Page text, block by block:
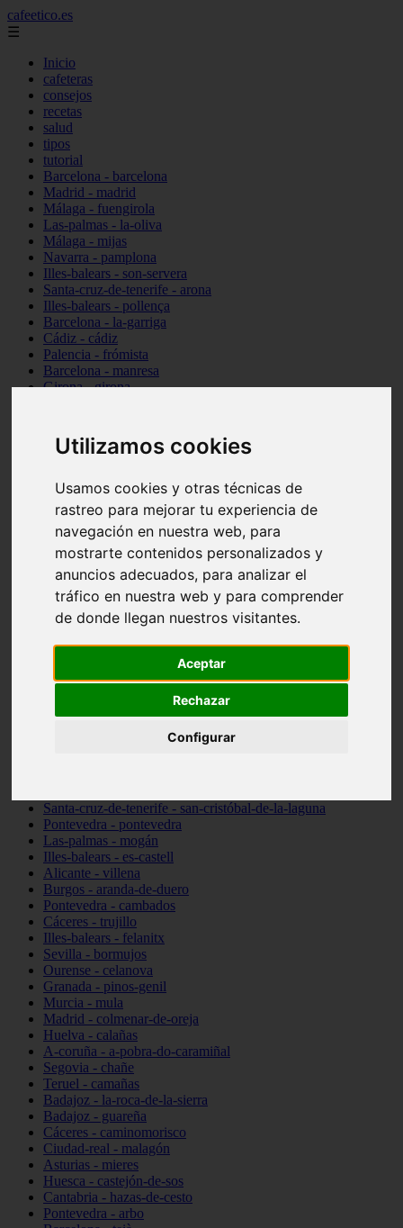
Utilizamos cookies
Usamos cookies y otras técnicas de
rastreo para mejorar tu experiencia de
navegación en nuestra web, para
mostrarte contenidos personalizados y
anuncios adecuados, para analizar el
tráfico en nuestra web y para comprender
de donde llegan nuestros visitantes.
Aceptar
Rechazar
Configurar
cafeetico.es
☰
Inicio
cafeteras
consejos
recetas
salud
tipos
tutorial
Barcelona - barcelona
Madrid - madrid
Málaga - fuengirola
Las-palmas - la-oliva
Málaga - mijas
Navarra - pamplona
Illes-balears - son-servera
Santa-cruz-de-tenerife - arona
Illes-balears - pollença
Barcelona - la-garriga
Cádiz - cádiz
Palencia - frómista
Barcelona - manresa
Girona - girona
Valencia - valencia
Málaga - nerja
A-coruña - santiago-de-compostela
Tarragona - tarragona
Asturias - gijón
Girona - figueres
Madrid - leganés
Almería - roquetas-de-mar
Girona - tossa-de-mar
Barcelona - sant-cugat-del-vallès
Alicante - l39alfàs-del-pi
Barcelona - vilanova-i-la-geltrú
Illes-balears - alcúdia
Illes-balears - sant-antoni-de-portmany
Santa-cruz-de-tenerife - san-cristóbal-de-la-laguna
Pontevedra - pontevedra
Las-palmas - mogán
Illes-balears - es-castell
Alicante - villena
Burgos - aranda-de-duero
Pontevedra - cambados
Cáceres - trujillo
Illes-balears - felanitx
Sevilla - bormujos
Ourense - celanova
Granada - pinos-genil
Murcia - mula
Madrid - colmenar-de-oreja
Huelva - calañas
A-coruña - a-pobra-do-caramiñal
Segovia - chañe
Teruel - camañas
Badajoz - la-roca-de-la-sierra
Badajoz - guareña
Cáceres - caminomorisco
Ciudad-real - malagón
Asturias - mieres
Huesca - castejón-de-sos
Cantabria - hazas-de-cesto
Pontevedra - arbo